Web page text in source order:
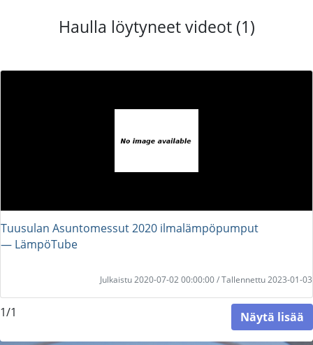
Haulla löytyneet videot (1)
Tuusulan Asuntomessut 2020 ilmalämpöpumput
― LämpöTube
Julkaistu 2020-07-02 00:00:00 / Tallennettu 2023-01-03
1/1 Näytä lisää